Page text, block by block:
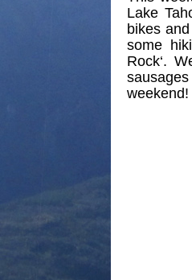
Lake
bikes
some
Rock‘.
weekend!